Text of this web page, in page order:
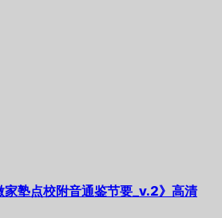
家塾点校附音通鉴节要_v.2》高清